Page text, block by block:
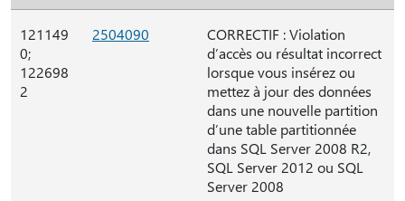
121149
0;
122698
2
2504090
CORRECTIF : Violation
d’accès ou résultat incorrect
lorsque vous insérez ou
mettez à jour des données
dans une nouvelle partition
d’une table partitionnée
dans SQL Server 2008 R2,
SQL Server 2012 ou SQL
Server 2008